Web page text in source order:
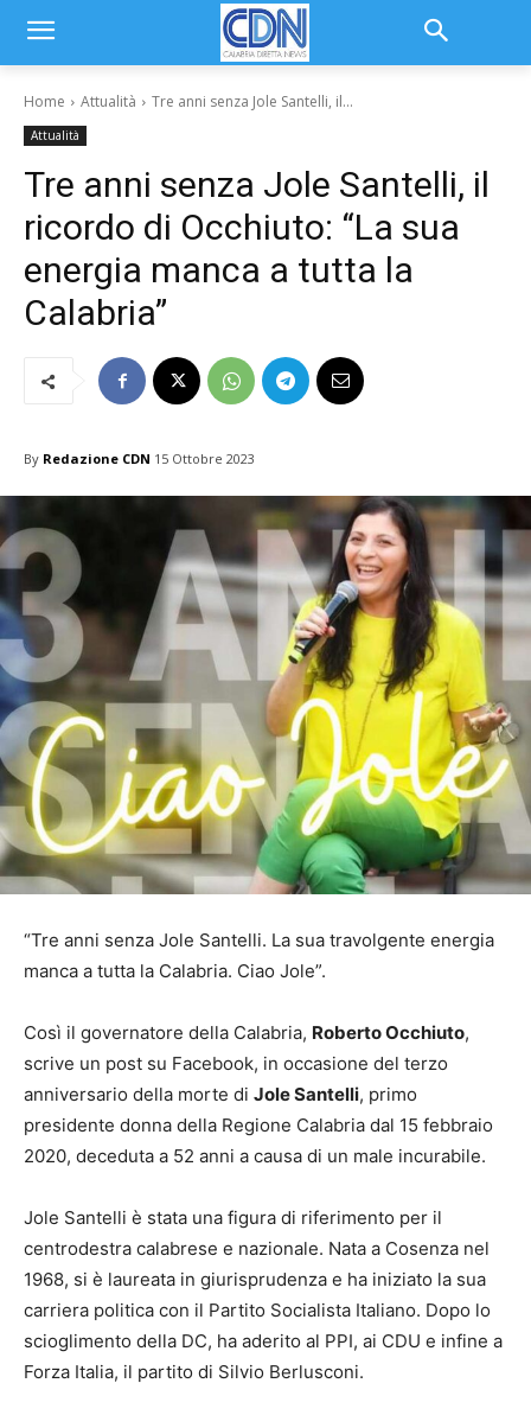
Home Attualità Tre anni senza Jole Santelli, il...
Attualità
Tre anni senza Jole Santelli, il
ricordo di Occhiuto: “La sua
energia manca a tutta la
Calabria”
By Redazione CDN 15 Ottobre 2023
“Tre anni senza Jole Santelli. La sua travolgente energia
manca a tutta la Calabria. Ciao Jole”.
Così il governatore della Calabria, Roberto Occhiuto,
scrive un post su Facebook, in occasione del terzo
anniversario della morte di Jole Santelli, primo
presidente donna della Regione Calabria dal 15 febbraio
2020, deceduta a 52 anni a causa di un male incurabile.
Jole Santelli è stata una figura di riferimento per il
centrodestra calabrese e nazionale. Nata a Cosenza nel
1968, si è laureata in giurisprudenza e ha iniziato la sua
carriera politica con il Partito Socialista Italiano. Dopo lo
scioglimento della DC, ha aderito al PPI, ai CDU e infine a
Forza Italia, il partito di Silvio Berlusconi.